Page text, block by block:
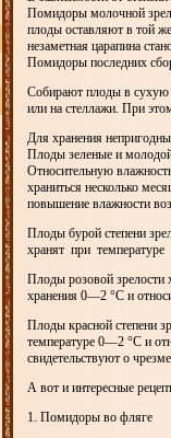
Помидоры молочной
плоды оставляют в той
незаметная царапина
Помидоры последних
Собирают плоды в сухую
или на стеллажи. При
Для хранения
Плоды зеленые и
Относительную
храниться несколько
повышение влажности
Плоды бурой степени
хранят при
Плоды розовой зрелости
хранения 0—2 °С и
Плоды красной степени
температуре 0—2 °С и
свидетельствуют о
А вот и интересные
1. Помидоры во фляге